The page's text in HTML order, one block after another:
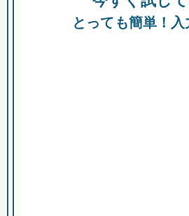
とっても簡単！